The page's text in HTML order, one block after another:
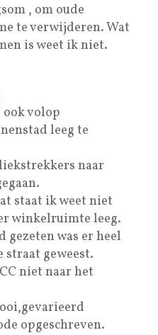
, om oude
te verwijderen. Wat
is weet ik niet.
ook volop
leeg te
naar
staat ik weet niet
winkelruimte leeg.
gezeten was er heel
straat geweest.
niet naar het
opgeschreven.